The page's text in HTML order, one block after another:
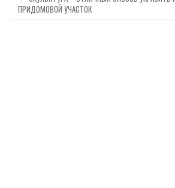
ПРИДОМОВОЙ УЧАСТОК